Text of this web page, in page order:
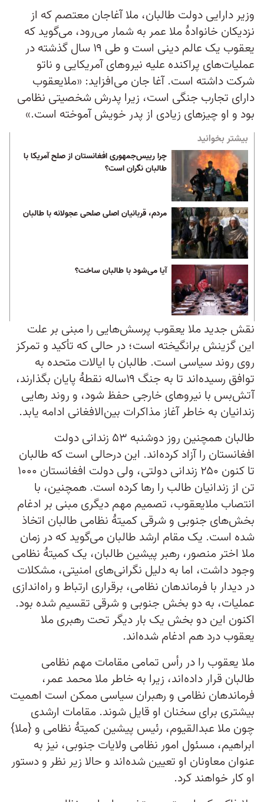
وزیر دارایی دولت طالبان، ملا آغاجان معتصم که از
نزدیکان خانوادۀ ملا عمر به شمار می‌رود، می‌گوید که
یعقوب یک عالم دینی است و طی ۱۹ سال گذشته در
عملیات‌های پراکنده علیه نیروهای آمریکایی و ناتو
شرکت داشته است. آغا جان می‌افزاید: «ملایعقوب
دارای تجارب جنگی است، زیرا پدرش شخصیتی نظامی
بود و او چیزهای زیادی از پدر خویش آموخته است.»
بیشتر بخوانید
چرا رییس‌جمهوری افغانستان از صلح آمریکا با
طالبان نگران است؟
مردم، قربانیان اصلی صلحی عجولانه با طالبان
آیا می‌شود با طالبان ساخت؟
نقش جدید ملا یعقوب پرسش‌هایی را مبنی بر علت
این گزینش برانگیخته است؛ در حالی که تأکید و تمرکز
روی روند سیاسی است. طالبان با ایالات متحده به
توافق رسیده‌اند تا به جنگ ۱۹ساله نقطۀ پایان بگذارند،
آتش‌بس با نیروهای خارجی حفظ شود، و روند رهایی
زندانیان به خاطر آغاز مذاکرات بین‌الافغانی ادامه یابد.
طالبان همچنین روز دوشنبه ۵۳ زندانی دولت
افغانستان را آزاد کرده‌اند. این درحالی است که طالبان
تا کنون ۲۵۰ زندانی دولتی، ولی دولت افغانستان ۱۰۰۰
تن از زندانیان طالب را رها کرده است. همچنین، با
انتصاب ملایعقوب، تصمیم مهم دیگری مبنی بر ادغام
بخش‌های جنوبی و شرقی کمیتۀ نظامی طالبان اتخاذ
شده است. یک مقام ارشد طالبان می‌گوید که در زمان
ملا اختر منصور، رهبر پیشین طالبان، یک کمیتۀ نظامی
وجود داشت، اما به دلیل نگرانی‌های امنیتی، مشکلات
در دیدار با فرماندهان نظامی، برقراری ارتباط و راه‌اندازی
عملیات، به دو بخش جنوبی و شرقی تقسیم شده بود.
اکنون این دو بخش یک بار دیگر تحت رهبری ملا
یعقوب درد هم ادغام شده‌اند.
ملا یعقوب را در رأس تمامی مقامات مهم نظامی
طالبان قرار داده‌اند، زیرا به خاطر ملا محمد عمر،
فرماندهان نظامی و رهبران سیاسی ممکن است اهمیت
بیشتری برای سخنان او قایل شوند. مقامات ارشدی
چون ملا عبدالقیوم، رئیس پیشین کمیتۀ نظامی و {ملا}
ابراهیم، مسئول امور نظامی ولایات جنوبی، نیز به
عنوان معاونان او تعیین شده‌اند و حالا زیر نظر و دستور
او کار خواهند کرد.